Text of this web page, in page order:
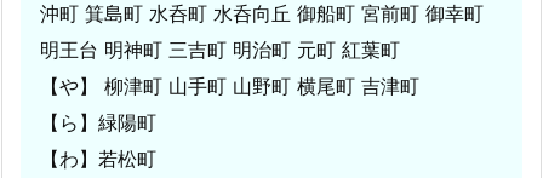
山
市
東
桜
町
沖町 箕島町 水呑町 水呑向丘 御船町 宮前町 御幸町
明王台 明神町 三吉町 明治町 元町 紅葉町
【や】 柳津町 山手町 山野町 横尾町 吉津町
【ら】緑陽町
【わ】若松町